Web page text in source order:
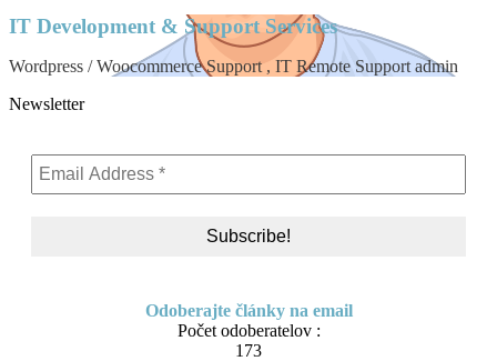
IT Development & Support Services
Wordpress / Woocommerce Support , IT Remote Support admin
Newsletter
Odoberajte články na email
Počet odoberatelov :
173